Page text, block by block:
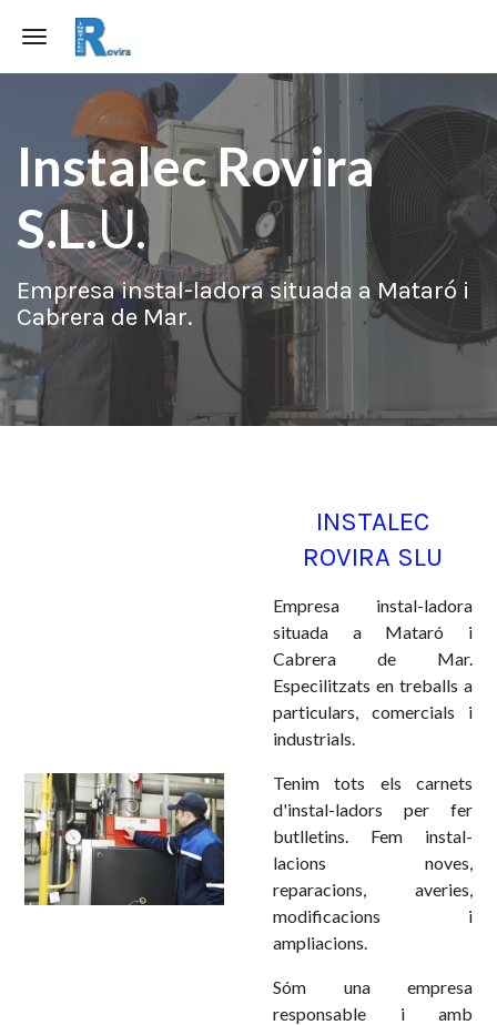
Toggle navigation
Instalec Rovira
S.L.U.
Empresa instal-ladora situada a Mataró i
Cabrera de Mar.
INSTALEC
ROVIRA SLU
Empresa instal-ladora
situada a Mataró i
Cabrera de Mar.
Especilitzats en treballs a
particulars, comercials i
industrials.
Tenim tots els carnets
d'instal-ladors per fer
butlletins. Fem instal-
lacions noves,
reparacions, averies,
modificacions i
ampliacions.
Sóm una empresa
responsable i amb